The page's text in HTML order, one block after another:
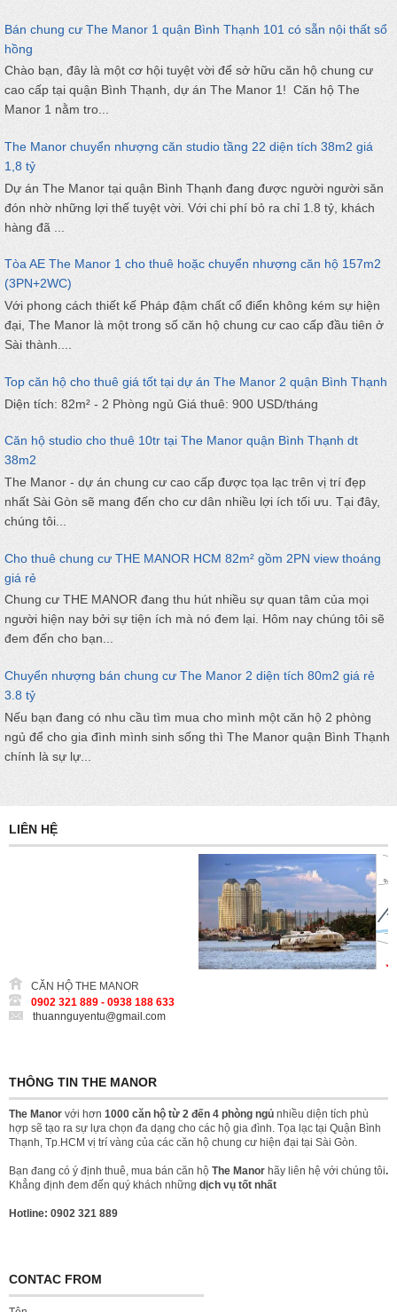
Bán chung cư The Manor 1 quận Bình Thạnh 101 có sẵn nội thất sổ
hồng
Chào bạn, đây là một cơ hội tuyệt vời để sở hữu căn hộ chung cư
cao cấp tại quận Bình Thạnh, dự án The Manor 1! Căn hộ The
Manor 1 nằm tro...
The Manor chuyển nhượng căn studio tầng 22 diện tích 38m2 giá
1,8 tỷ
Dự án The Manor tại quận Bình Thạnh đang được người người săn
đón nhờ những lợi thế tuyệt vời. Với chi phí bỏ ra chỉ 1.8 tỷ, khách
hàng đã ...
Tòa AE The Manor 1 cho thuê hoặc chuyển nhượng căn hộ 157m2
(3PN+2WC)
Với phong cách thiết kế Pháp đậm chất cổ điển không kém sự hiện
đại, The Manor là một trong số căn hộ chung cư cao cấp đầu tiên ở
Sài thành....
Top căn hộ cho thuê giá tốt tại dự án The Manor 2 quận Bình Thạnh
Diện tích: 82m² - 2 Phòng ngủ Giá thuê: 900 USD/tháng
Căn hộ studio cho thuê 10tr tại The Manor quận Bình Thạnh dt
38m2
The Manor - dự án chung cư cao cấp được tọa lạc trên vị trí đẹp
nhất Sài Gòn sẽ mang đến cho cư dân nhiều lợi ích tối ưu. Tại đây,
chúng tôi...
Cho thuê chung cư THE MANOR HCM 82m² gồm 2PN view thoáng
giá rẻ
Chung cư THE MANOR đang thu hút nhiều sự quan tâm của mọi
người hiện nay bởi sự tiện ích mà nó đem lại. Hôm nay chúng tôi sẽ
đem đến cho bạn...
Chuyển nhượng bán chung cư The Manor 2 diện tích 80m2 giá rẻ
3.8 tỷ
Nếu bạn đang có nhu cầu tìm mua cho mình một căn hộ 2 phòng
ngủ để cho gia đình mình sinh sống thì The Manor quận Bình Thạnh
chính là sự lự...
LIÊN HỆ
CĂN HỘ THE MANOR
0902 321 889 - 0938 188 633
thuannguyentu@gmail.com
THÔNG TIN THE MANOR
The Manor với hơn 1000 căn hộ từ 2 đến 4 phòng ngủ nhiều diện tích phù
hợp sẽ tạo ra sự lựa chọn đa dạng cho các hộ gia đình. Tọa lạc tại Quận Bình
Thạnh, Tp.HCM vị trí vàng của các căn hộ chung cư hiện đại tại Sài Gòn.
Bạn đang có ý định thuê, mua bán căn hộ The Manor hãy liên hệ với chúng tôi.
Khẳng định đem đến quý khách những dịch vụ tốt nhất
Hotline: 0902 321 889
CONTAC FROM